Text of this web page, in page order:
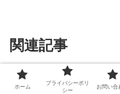
関連記事
グルメ
ホーム
プライバシーポリ
シー
お問い合